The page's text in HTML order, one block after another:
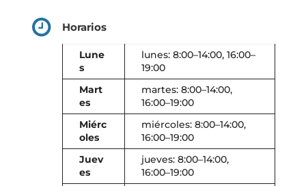
Horarios
Lune
s
lunes: 8:00–14:00, 16:00–
19:00
Mart
es
martes: 8:00–14:00,
16:00–19:00
Miérc
oles
miércoles: 8:00–14:00,
16:00–19:00
Juev
es
jueves: 8:00–14:00,
16:00–19:00